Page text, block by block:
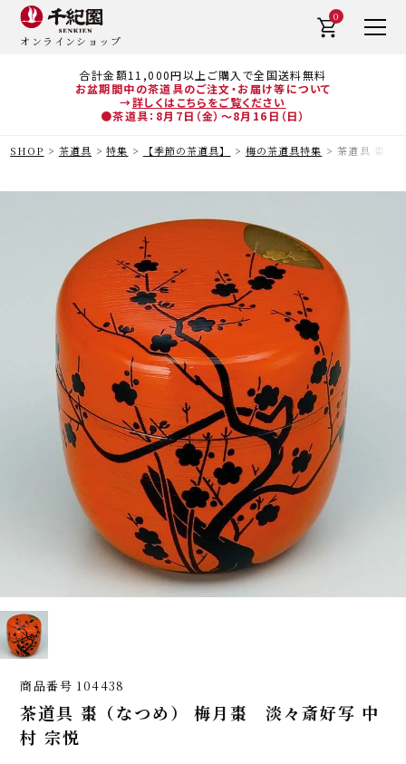
合計金額11,000円以上ご購入で全国送料無料
お盆期間中の茶道具のご注文・お届け等について
→詳しくはこちらをご覧ください
●茶道具：8月7日（金）～8月16日（日）
オンラインショップ
0
SHOP 茶道具 特集 【季節の茶道具】 梅の茶道具特集 茶道具 棗（
商品番号 104438
茶道具 棗（なつめ） 梅月棗 淡々斎好写 中
村 宗悦